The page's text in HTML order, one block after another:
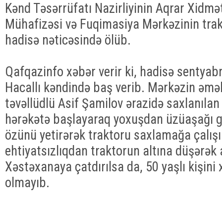
Kənd Təsərrüfatı Nazirliyinin Aqrar
Mühafizəsi və Fuqimasiya Mərkəzinin
hadisə nəticəsində ölüb.
Qafqazinfo xəbər verir ki, hadisə
Hacallı kəndində baş verib. Mərkəzin
təvəllüdlü Asif Şamilov ərazidə
hərəkətə başlayaraq yoxuşdan üzüaşağı
özünü yetirərək traktoru saxlamağa
ehtiyatsızlıqdan traktorun altına düşərək
Xəstəxanaya çatdırılsa da, 50 yaşlı
olmayıb.